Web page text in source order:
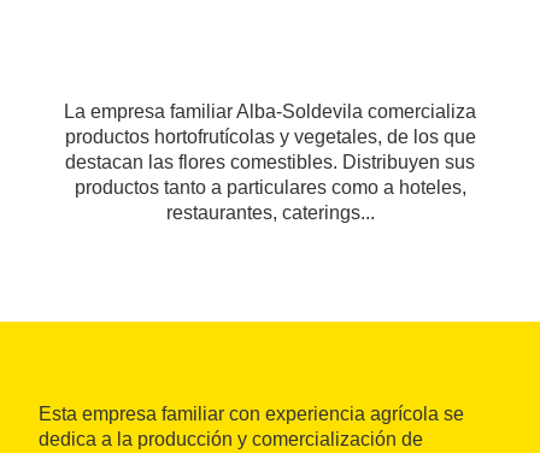
La empresa familiar Alba-Soldevila comercializa
productos hortofrutícolas y vegetales, de los que
destacan las flores comestibles. Distribuyen sus
productos tanto a particulares como a hoteles,
restaurantes, caterings...
Esta empresa familiar con experiencia agrícola se
dedica a la producción y comercialización de